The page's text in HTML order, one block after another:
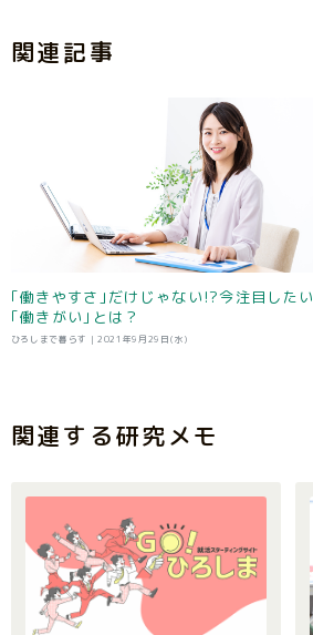
関連記事
｢働きやすさ｣だけじゃない!?今注目したい
｢働きがい｣とは？
ひろしまで暮らす |2021年9月29日(水)
関連する研究メモ